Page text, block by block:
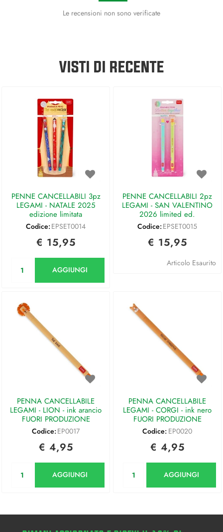
Le recensioni non sono verificate
VISTI DI RECENTE
PENNE CANCELLABILI 3pz
LEGAMI - NATALE 2025
edizione limitata
Codice: EPSET0014
€ 15,95
AGGIUNGI
PENNE CANCELLABILI 2pz
LEGAMI - SAN VALENTINO
2026 limited ed.
Codice: EPSET0015
€ 15,95
Articolo Esaurito
PENNA CANCELLABILE
LEGAMI - LION - ink arancio
FUORI PRODUZIONE
Codice: EP0017
€ 4,95
AGGIUNGI
PENNA CANCELLABILE
LEGAMI - CORGI - ink nero
FUORI PRODUZIONE
Codice: EP0020
€ 4,95
AGGIUNGI